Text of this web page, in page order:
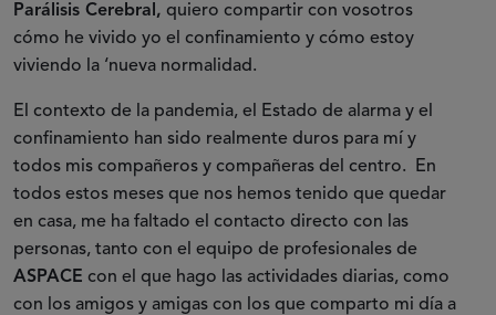
Parálisis Cerebral, quiero compartir con vosotros
cómo he vivido yo el confinamiento y cómo estoy
viviendo la ‘nueva normalidad.
El contexto de la pandemia, el Estado de alarma y el
confinamiento han sido realmente duros para mí y
todos mis compañeros y compañeras del centro. En
todos estos meses que nos hemos tenido que quedar
en casa, me ha faltado el contacto directo con las
personas, tanto con el equipo de profesionales de
ASPACE con el que hago las actividades diarias, como
con los amigos y amigas con los que comparto mi día a